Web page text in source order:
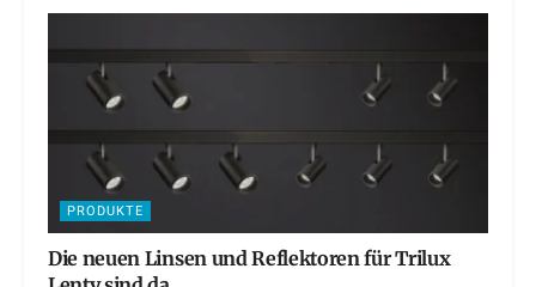
PRODUKTE
Die neuen Linsen und Reflektoren für Trilux